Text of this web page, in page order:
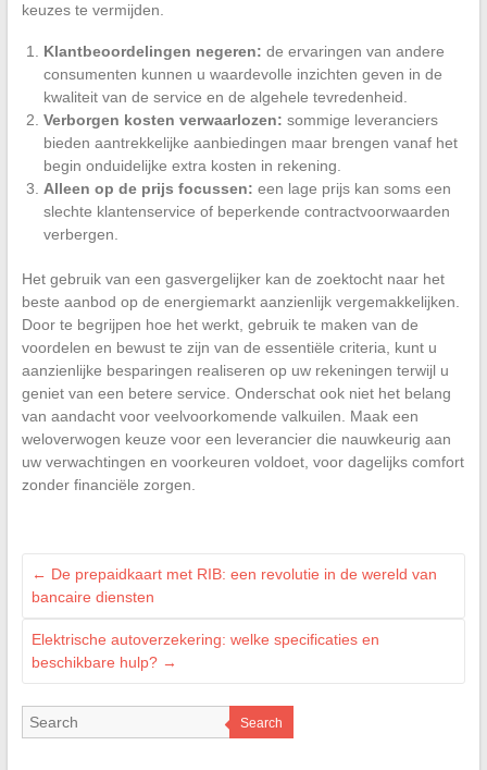
keuzes te vermijden.
Klantbeoordelingen negeren: de ervaringen van andere
consumenten kunnen u waardevolle inzichten geven in de
kwaliteit van de service en de algehele tevredenheid.
Verborgen kosten verwaarlozen: sommige leveranciers
bieden aantrekkelijke aanbiedingen maar brengen vanaf het
begin onduidelijke extra kosten in rekening.
Alleen op de prijs focussen: een lage prijs kan soms een
slechte klantenservice of beperkende contractvoorwaarden
verbergen.
Het gebruik van een gasvergelijker kan de zoektocht naar het
beste aanbod op de energiemarkt aanzienlijk vergemakkelijken.
Door te begrijpen hoe het werkt, gebruik te maken van de
voordelen en bewust te zijn van de essentiële criteria, kunt u
aanzienlijke besparingen realiseren op uw rekeningen terwijl u
geniet van een betere service. Onderschat ook niet het belang
van aandacht voor veelvoorkomende valkuilen. Maak een
weloverwogen keuze voor een leverancier die nauwkeurig aan
uw verwachtingen en voorkeuren voldoet, voor dagelijks comfort
zonder financiële zorgen.
← De prepaidkaart met RIB: een revolutie in de wereld van
bancaire diensten
Elektrische autoverzekering: welke specificaties en
beschikbare hulp? →
Search